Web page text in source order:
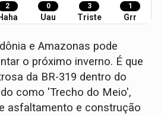
2
Haha
0
Uau
3
Triste
1
Grr
e Amazonas pode
o próximo inverno. É que
da BR-319 dentro do
como 'Trecho do Meio',
asfaltamento e construção